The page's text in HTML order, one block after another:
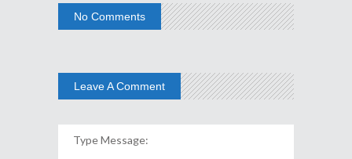
No Comments
Leave A Comment